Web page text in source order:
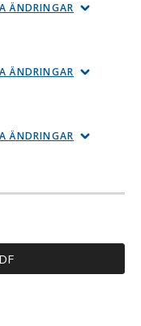
ÄNDRINGAR
ÄNDRINGAR
ÄNDRINGAR